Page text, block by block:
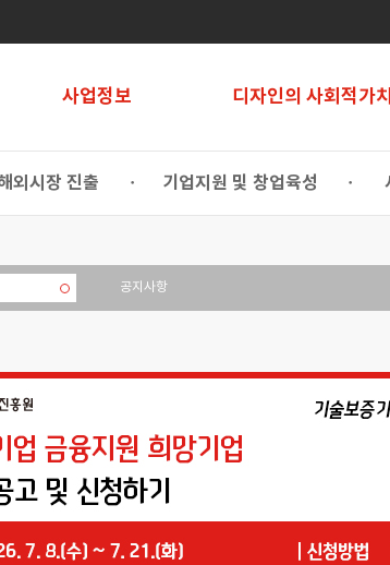
사업정보 디자인의 사회적가치
외시장 진출 • 기업지원 및 창업육성 •
공지사항